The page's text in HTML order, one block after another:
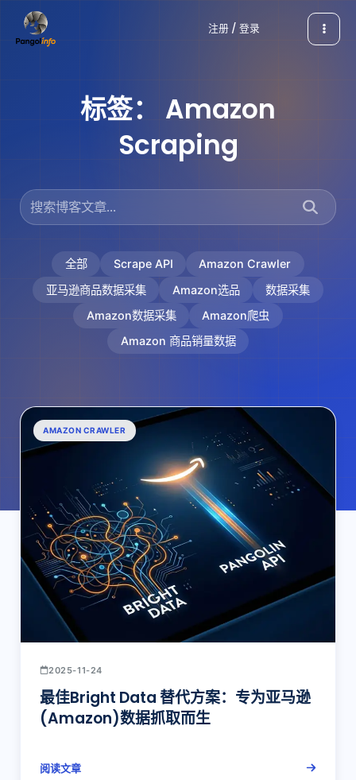
注册 / 登录
标签： Amazon
Scraping
全部 Scrape API
Amazon Crawler
亚马逊商品数据采集
Amazon选品
数据采集
Amazon数据采集
Amazon爬虫
Amazon 商品销量数据
AMAZON CRAWLER
2025-11-24
最佳Bright Data 替代方案：专为亚马逊
(Amazon)数据抓取而生
阅读文章